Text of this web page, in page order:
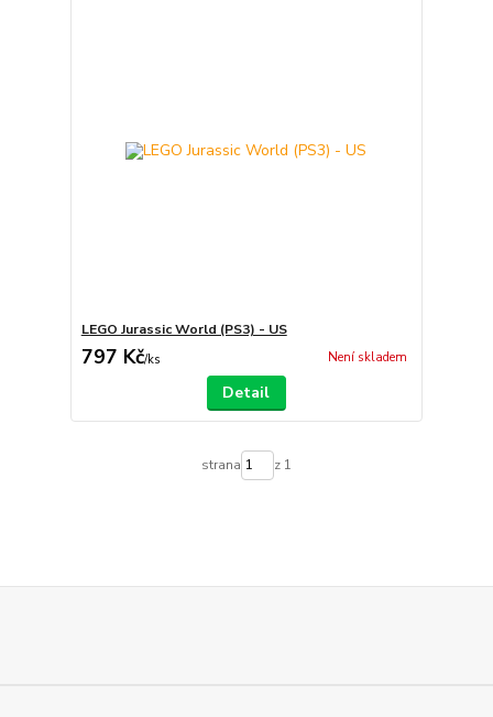
LEGO Jurassic World (PS3) - US
797 Kč/ks Není skladem
Detail
strana z 1